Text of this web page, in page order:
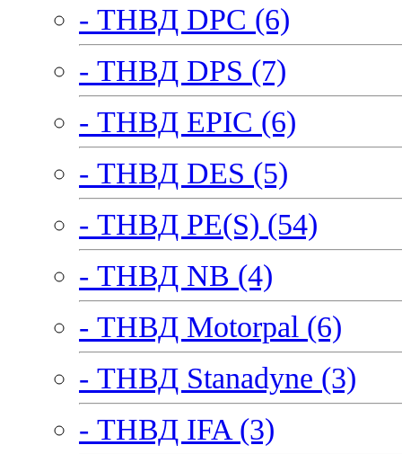
- ТНВД DPC (6)
- ТНВД DPS (7)
- ТНВД EPIC (6)
- ТНВД DES (5)
- ТНВД PE(S) (54)
- ТНВД NB (4)
- ТНВД Motorpal (6)
- ТНВД Stanadyne (3)
- ТНВД IFA (3)